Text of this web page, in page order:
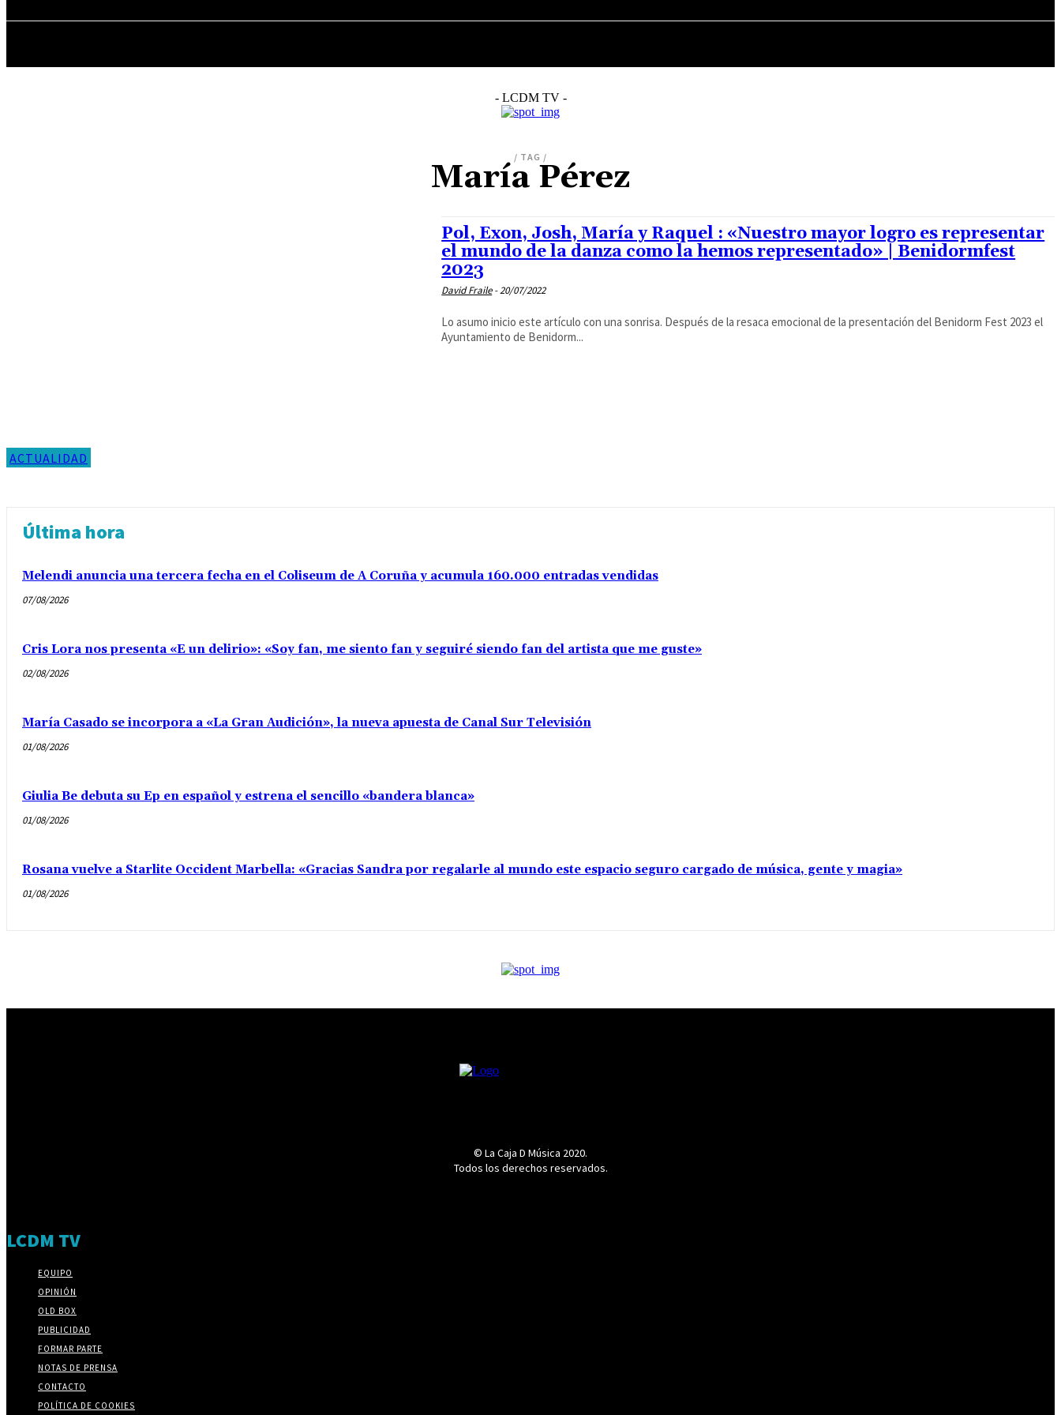
- LCDM TV -
/ TAG /
María Pérez
ACTUALIDAD
Pol, Exon, Josh, María y Raquel : «Nuestro mayor logro es representar
el mundo de la danza como la hemos representado» | Benidormfest
2023
David Fraile -20/07/2022
Lo asumo inicio este artículo con una sonrisa. Después de la resaca emocional de la presentación del Benidorm Fest 2023 el
Ayuntamiento de Benidorm...
Última hora
Melendi anuncia una tercera fecha en el Coliseum de A Coruña y acumula 160.000 entradas vendidas
07/08/2026
Cris Lora nos presenta «E un delirio»: «Soy fan, me siento fan y seguiré siendo fan del artista que me guste»
02/08/2026
María Casado se incorpora a «La Gran Audición», la nueva apuesta de Canal Sur Televisión
01/08/2026
Giulia Be debuta su Ep en español y estrena el sencillo «bandera blanca»
01/08/2026
Rosana vuelve a Starlite Occident Marbella: «Gracias Sandra por regalarle al mundo este espacio seguro cargado de música, gente y magia»
01/08/2026
© La Caja D Música 2020.
Todos los derechos reservados.
LCDM TV
EQUIPO
OPINIÓN
OLD BOX
PUBLICIDAD
FORMAR PARTE
NOTAS DE PRENSA
CONTACTO
POLÍTICA DE COOKIES